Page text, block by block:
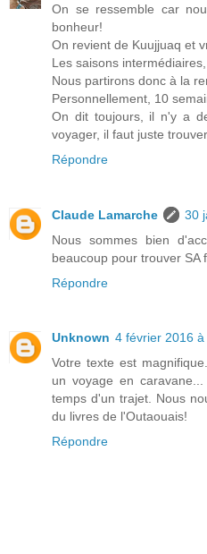
On se ressemble car
bonheur!
On revient de Kuujjuaq et
Les saisons
Nous partirons donc à la
Personnellement, 10
On dit toujours, il n'y a
voyager, il faut juste
Répondre
Claude Lamarche
30
Nous sommes bien
beaucoup pour trouver SA
Répondre
Unknown 4 février 2016
Votre texte est
un voyage en
temps d'un trajet. Nous
du livres de l'Outaouais!
Répondre